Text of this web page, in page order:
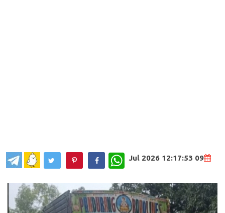
09 Jul 2026 12:17:53
WhatsApp